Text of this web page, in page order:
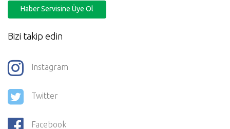
Haber Servisine Üye Ol
Bizi takip edin
Instagram
Twitter
Facebook